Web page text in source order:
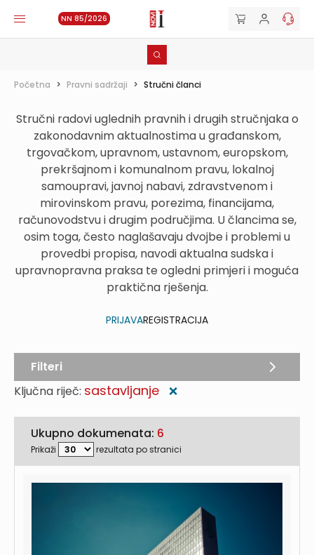
NN 85/2026
Početna > Pravni sadržaji > Stručni članci
Stručni radovi uglednih pravnih i drugih stručnjaka o
zakonodavnim aktualnostima u građanskom,
trgovačkom, upravnom, ustavnom, europskom,
prekršajnom i komunalnom pravu, lokalnoj
samoupravi, javnoj nabavi, zdravstvenom i
mirovinskom pravu, porezima, financijama,
računovodstvu i drugim područjima. U člancima se,
osim toga, često naglašavaju dvojbe i problemi u
provedbi propisa, navodi aktualna sudska i
upravnopravna praksa te ogledni primjeri i moguća
praktična rješenja.
PRIJAVAREGISTRACIJA
Ključna riječ: sastavljanje ❌
Ukupno dokumenata: 6
Prikaži rezultata po stranici
Filteri